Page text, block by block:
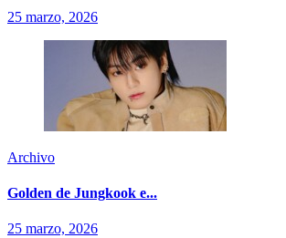
25 marzo, 2026
Archivo
Golden de Jungkook e...
25 marzo, 2026